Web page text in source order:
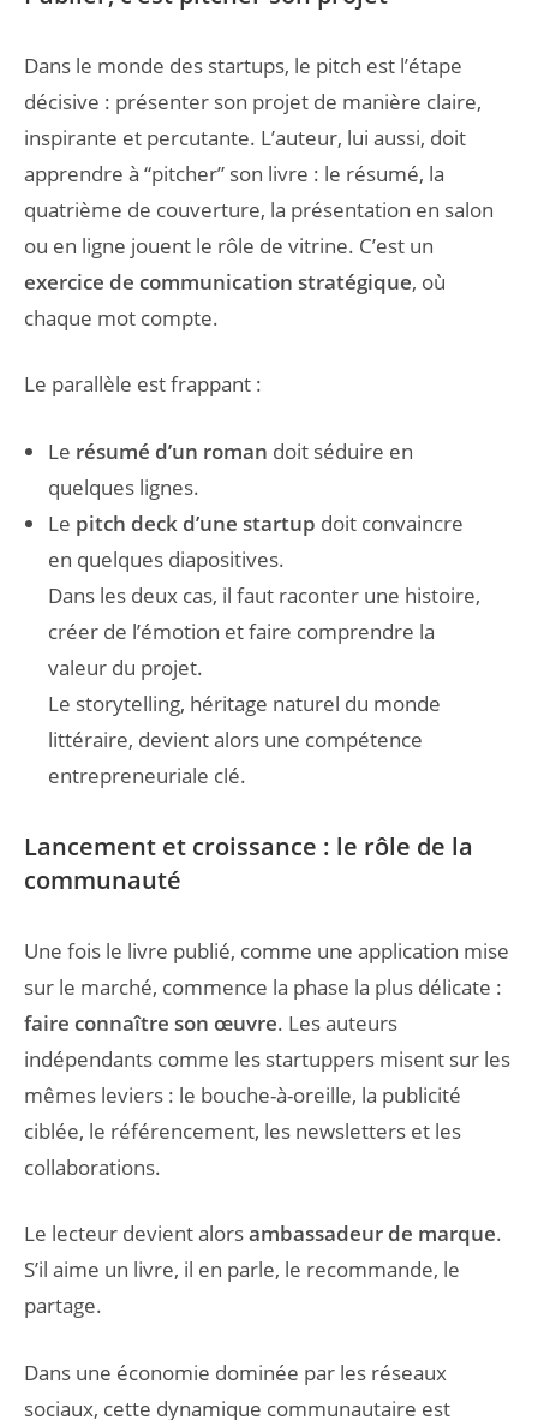
Dans le monde des startups, le pitch est l’étape
décisive : présenter son projet de manière claire,
inspirante et percutante. L’auteur, lui aussi, doit
apprendre à “pitcher” son livre : le résumé, la
quatrième de couverture, la présentation en salon
ou en ligne jouent le rôle de vitrine. C’est un
exercice de communication stratégique, où
chaque mot compte.
Le parallèle est frappant :
Le résumé d’un roman doit séduire en
quelques lignes.
Le pitch deck d’une startup doit convaincre
en quelques diapositives.
Dans les deux cas, il faut raconter une histoire,
créer de l’émotion et faire comprendre la
valeur du projet.
Le storytelling, héritage naturel du monde
littéraire, devient alors une compétence
entrepreneuriale clé.
Lancement et croissance : le rôle de la
communauté
Une fois le livre publié, comme une application mise
sur le marché, commence la phase la plus délicate :
faire connaître son œuvre. Les auteurs
indépendants comme les startuppers misent sur les
mêmes leviers : le bouche-à-oreille, la publicité
ciblée, le référencement, les newsletters et les
collaborations.
Le lecteur devient alorsambassadeur de marque.
S’il aime un livre, il en parle, le recommande, le
partage.
Dans une économie dominée par les réseaux
sociaux, cette dynamique communautaire est